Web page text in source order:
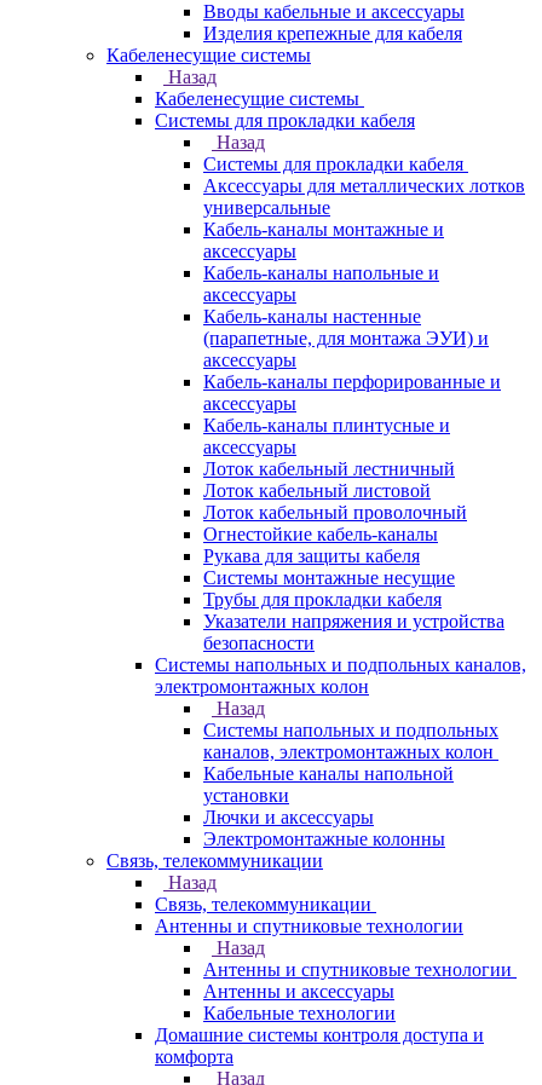
Вводы кабельные и аксессуары
Изделия крепежные для кабеля
Кабеленесущие системы
Назад
Кабеленесущие системы
Системы для прокладки кабеля
Назад
Системы для прокладки кабеля
Аксессуары для металлических лотков
универсальные
Кабель-каналы монтажные и
аксессуары
Кабель-каналы напольные и
аксессуары
Кабель-каналы настенные
(парапетные, для монтажа ЭУИ) и
аксессуары
Кабель-каналы перфорированные и
аксессуары
Кабель-каналы плинтусные и
аксессуары
Лоток кабельный лестничный
Лоток кабельный листовой
Лоток кабельный проволочный
Огнестойкие кабель-каналы
Рукава для защиты кабеля
Системы монтажные несущие
Трубы для прокладки кабеля
Указатели напряжения и устройства
безопасности
Системы напольных и подпольных каналов,
электромонтажных колон
Назад
Системы напольных и подпольных
каналов, электромонтажных колон
Кабельные каналы напольной
установки
Лючки и аксессуары
Электромонтажные колонны
Связь, телекоммуникации
Назад
Связь, телекоммуникации
Антенны и спутниковые технологии
Назад
Антенны и спутниковые технологии
Антенны и аксессуары
Кабельные технологии
Домашние системы контроля доступа и
комфорта
Назад